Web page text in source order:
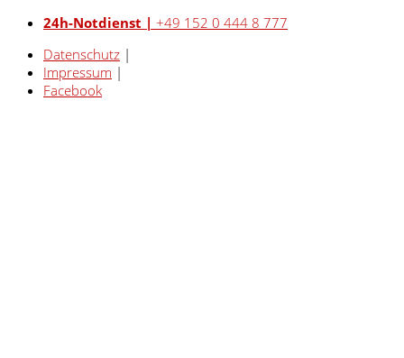
24h-Notdienst | +49 152 0 444 8 777
Datenschutz |
Impressum |
Facebook